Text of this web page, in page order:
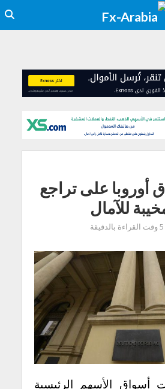
أوروبا على تراجع
للآمال
5 وقت القراءة بالدقيقة
أسواق الأسهم الرئيسية